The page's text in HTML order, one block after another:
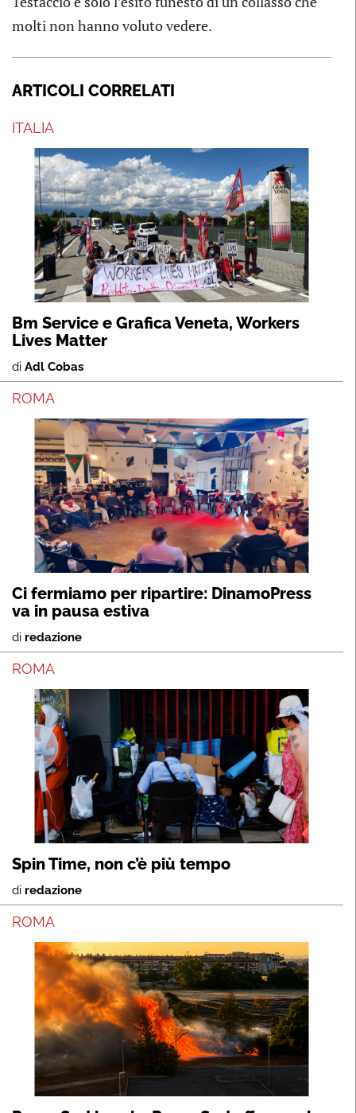
molti non hanno voluto vedere.
ARTICOLI CORRELATI
ITALIA
Bm Service e Grafica Veneta, Workers
Lives Matter
di Adl Cobas
ROMA
Ci fermiamo per ripartire: DinamoPress
va in pausa estiva
di redazione
ROMA
Spin Time, non c’è più tempo
di redazione
ROMA